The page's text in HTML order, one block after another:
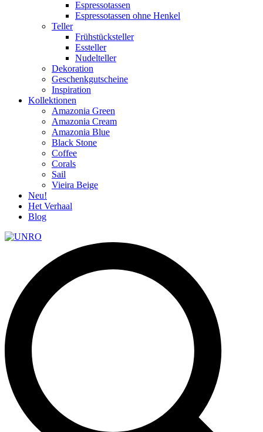
Espressotassen
Espressotassen ohne Henkel
Teller
Frühstücksteller
Essteller
Nudelteller
Dekoration
Geschenkgutscheine
Inspiration
Kollektionen
Amazonia Green
Amazonia Cream
Amazonia Blue
Black Stone
Coffee
Corals
Sail
Vieira Beige
Neu!
Het Verhaal
Blog